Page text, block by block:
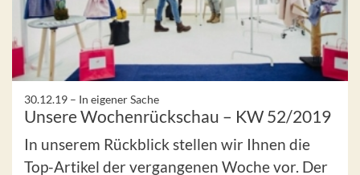
30.12.19 – In eigener Sache
Unsere Wochenrückschau – KW 52/2019
In unserem Rückblick stellen wir Ihnen die
Top-Artikel der vergangenen Woche vor. Der